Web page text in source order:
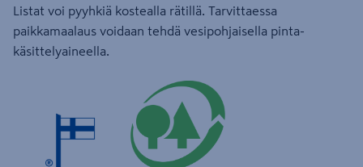
Listat voi pyyhkiä kostealla rätillä. Tarvittaessa
paikkamaalaus voidaan tehdä vesipohjaisella pinta-
käsittelyaineella.